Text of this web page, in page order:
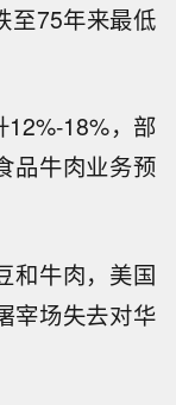
至75年来最低
12%-18%，部
品牛肉业务预
和牛肉，美国
宰场失去对华